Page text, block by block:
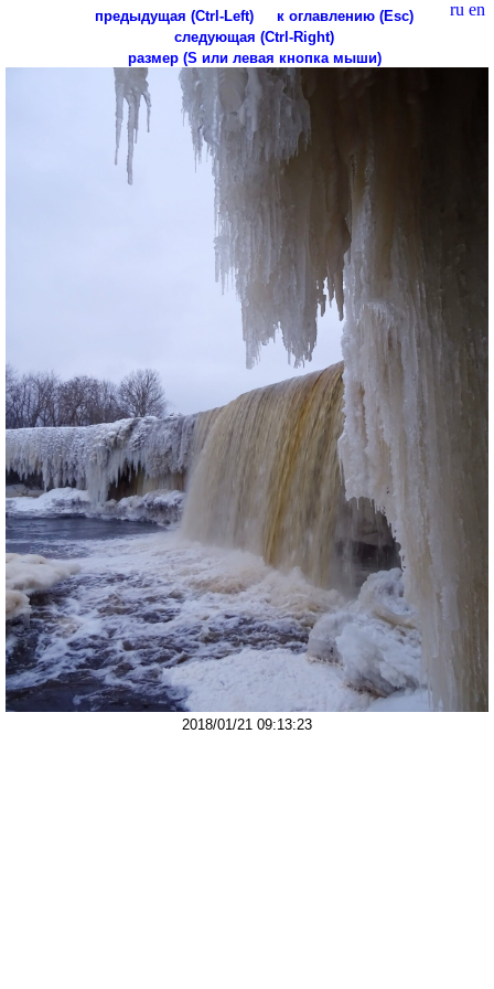
ru en
предыдущая (Ctrl-Left)
к оглавлению (Esc)
следующая (Ctrl-Right)
размер (S или левая кнопка мыши)
2018/01/21 09:13:23